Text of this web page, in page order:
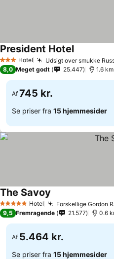
3 StjernerHotel Udsigt over smukke
President Hotel
8,0 Meget godt 25.447 1.6
Af 745 kr.
Se priser fra 15 hjemmesider
5 Stjerner Hotel Forskellige Gordon
The Savoy
9,5 Fremragende 21.577 0.6
Af 5.464 kr.
Se priser fra 15 hjemmesider